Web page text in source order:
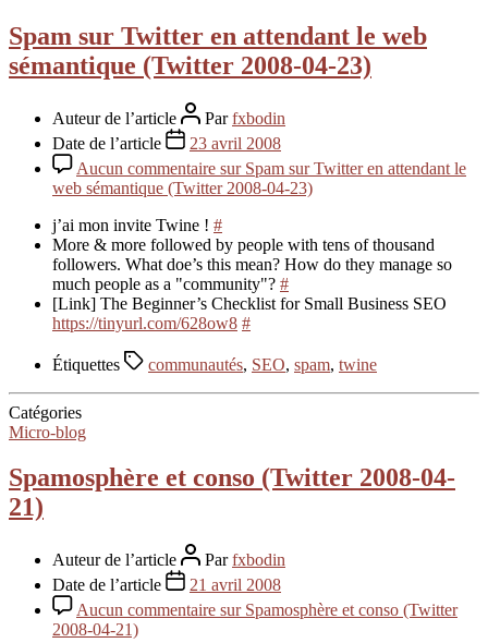
Spam sur Twitter en attendant le web
sémantique (Twitter 2008-04-23)
Auteur de l’article Parfxbodin
Date de l’article
23 avril 2008
Aucun commentaire sur Spam sur Twitter en attendant le
web sémantique (Twitter 2008-04-23)
j’ai mon invite Twine ! #
More & more followed by people with tens of thousand
followers. What doe’s this mean? How do they manage so
much people as a "community"? #
[Link] The Beginner’s Checklist for Small Business SEO
https://tinyurl.com/628ow8 #
Étiquettes communautés, SEO, spam, twine
Catégories
Micro-blog
Spamosphère et conso (Twitter 2008-04-
21)
Auteur de l’article Parfxbodin
Date de l’article
21 avril 2008
Aucun commentaire sur Spamosphère et conso (Twitter
2008-04-21)